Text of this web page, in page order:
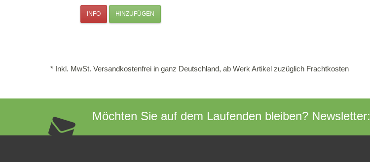
INFO HINZUFÜGEN
* Inkl. MwSt. Versandkostenfrei in ganz Deutschland, ab Werk Artikel zuzüglich Frachtkosten
Möchten Sie auf dem Laufenden bleiben? Newsletter: